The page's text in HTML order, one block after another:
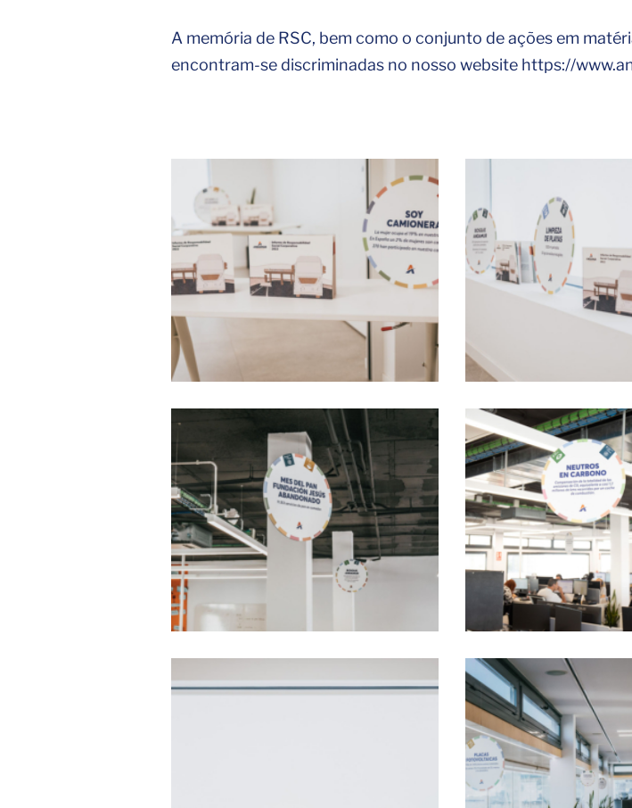
A memória de RSC, bem como o conjunto de ações em
encontram-se discriminadas no nosso website https://